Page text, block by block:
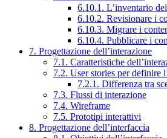
6.10.1. L’inventario
6.10.2. Revisionare i
6.10.3. Migrare i
6.10.4. Pubblicare i
7. Progettazione dell’interazione
7.1. Caratteristiche
7.2. User stories per definire
7.2.1. Differenza tra
7.3. Flussi di interazione
7.4. Wireframe
7.5. Prototipi interattivi
8. Progettazione dell’interfaccia